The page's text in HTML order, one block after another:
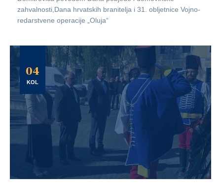
zahvalnosti,Dana hrvatskih branitelja i 31. obljetnice Vojno-
redarstvene operacije „Oluja“
04
KOL